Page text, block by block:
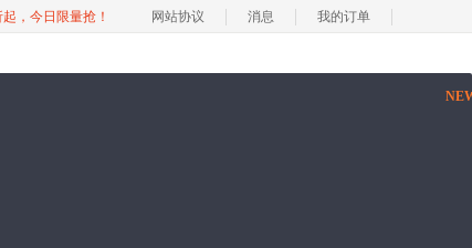
，今日限量抢！ 网站协议 消息 我的订单